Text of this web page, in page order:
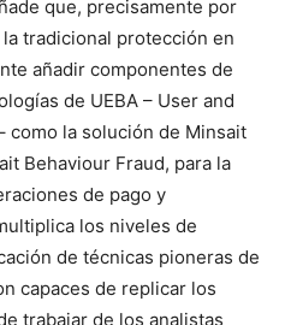
que, precisamente por
tradicional protección en
añadir componentes de
de UEBA – User and
como la solución de Minsait
Behaviour Fraud, para la
de pago y
los niveles de
de técnicas pioneras de
capaces de replicar los
trabajar de los analistas